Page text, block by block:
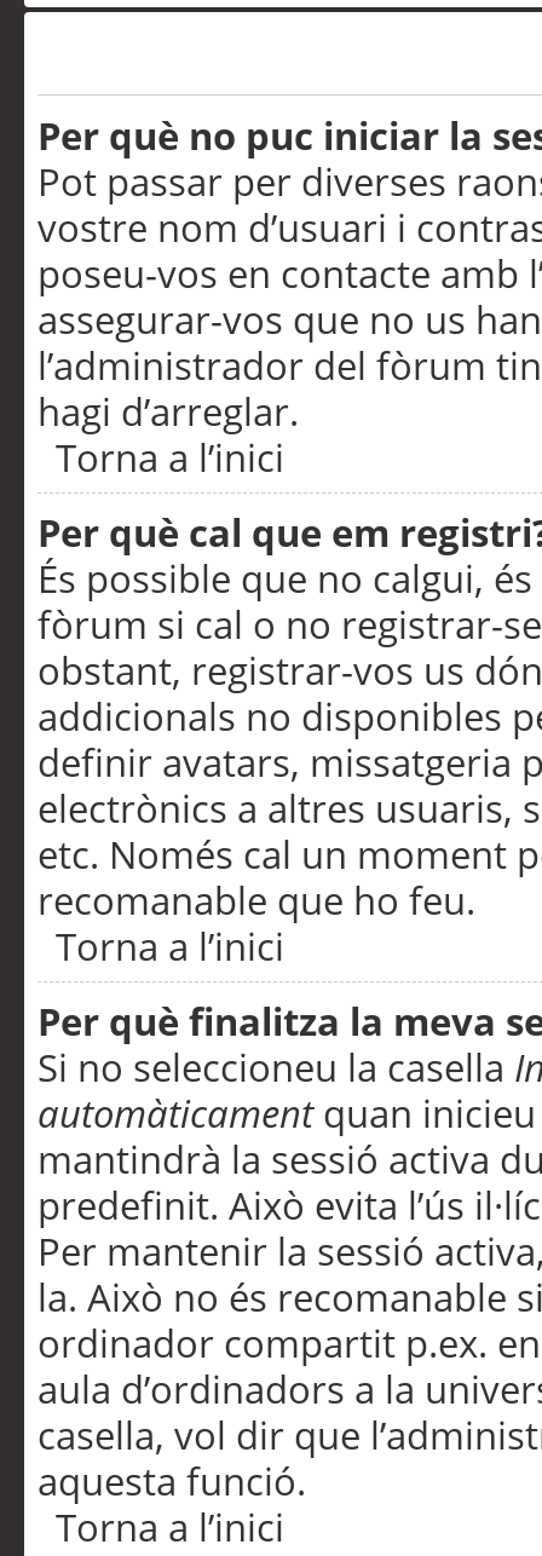
Per què no puc iniciar la
Pot passar per diverses
vostre nom d’usuari i
poseu-vos en contacte
assegurar-vos que no us
l’administrador del fòrum
hagi d’arreglar.
Torna a l’inici
Per què cal que em
És possible que no calgui,
fòrum si cal o no registrar-
obstant, registrar-vos us
addicionals no disponibles
definir avatars, missatgeria
electrònics a altres usuaris,
etc. Només cal un moment
recomanable que ho feu.
Torna a l’inici
Per què finalitza la meva
Si no seleccioneu la casella
automàticamentquan inicieu
mantindrà la sessió activa
predefinit. Això evita l’ús
Per mantenir la sessió
la. Això no és recomanable
ordinador compartit p.ex.
aula d’ordinadors a la
casella, vol dir que
aquesta funció.
Torna a l’inici